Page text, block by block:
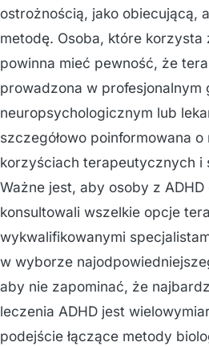
ostrożnością, jako obiecującą,
metodę. Osoba, które
powinna mieć pewność, że
prowadzona w profesjonalnym
neuropsychologicznym lub
szczegółowo poinformowana
korzyściach terapeutycznych i
Ważne jest, aby osoby z
konsultowali wszelkie opcje
wykwalifikowanymi
w wyborze
aby nie zapominać, że
leczenia ADHD jest
podejście łączące metody